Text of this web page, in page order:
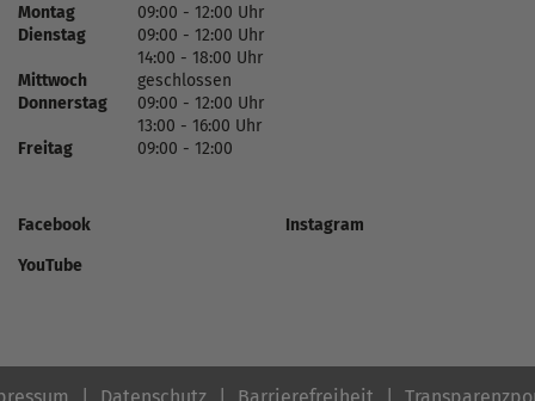
Montag
09:00 - 12:00 Uhr
Dienstag
09:00 - 12:00 Uhr
14:00 - 18:00 Uhr
Mittwoch
geschlossen
Donnerstag
09:00 - 12:00 Uhr
13:00 - 16:00 Uhr
Freitag
09:00 - 12:00
Facebook
Instagram
YouTube